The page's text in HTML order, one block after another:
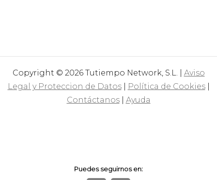
Copyright © 2026 Tutiempo Network, S.L. | Aviso
Legal y Proteccion de Datos| Política de Cookies|
Contáctanos| Ayuda
Puedes seguirnos en: